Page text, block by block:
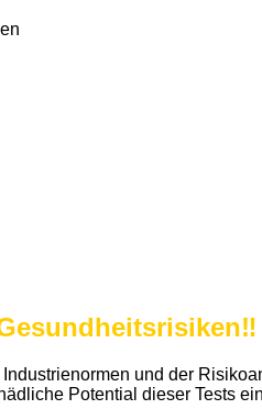
und der
Potential dieser Tests